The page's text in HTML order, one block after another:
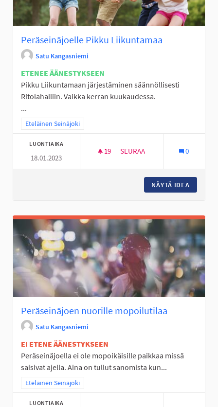
Peräseinäjoelle Pikku Liikuntamaa
Satu Kangasniemi
ETENEE ÄÄNESTYKSEEN
Pikku Liikuntamaan järjestäminen säännöllisesti
Ritolahalliin. Vaikka kerran kuukaudessa.
...
Rajaa tulokset teeman mukaan: Eteläinen Seinäjoki
Eteläinen Seinäjoki
LUONTIAIKA
18.01.2023
19 19 SEURAAJAA
SEURAA 0
NÄYTÄ IDEA
Peräseinäjoen nuorille mopoilutilaa
Satu Kangasniemi
EI ETENE ÄÄNESTYKSEEN
Peräseinäjoella ei ole mopoikäisille paikkaa missä
saisivat ajella. Aina on tullut sanomista kun...
Rajaa tulokset teeman mukaan: Eteläinen Seinäjoki
Eteläinen Seinäjoki
LUONTIAIKA